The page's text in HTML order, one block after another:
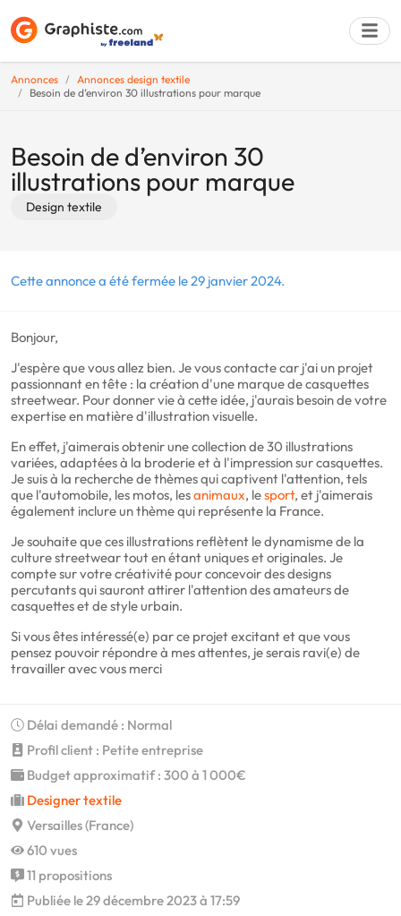
Annonces
Annonces design textile
Besoin de d’environ 30 illustrations pour marque
Besoin de d’environ 30
illustrations pour marque
Design textile
Cette annonce a été fermée le 29 janvier 2024.
Bonjour,
J'espère que vous allez bien. Je vous contacte car j'ai un projet
passionnant en tête : la création d'une marque de casquettes
streetwear. Pour donner vie à cette idée, j'aurais besoin de votre
expertise en matière d'illustration visuelle.
En effet, j'aimerais obtenir une collection de 30 illustrations
variées, adaptées à la broderie et à l'impression sur casquettes.
Je suis à la recherche de thèmes qui captivent l'attention, tels
que l'automobile, les motos, lesanimaux, lesport, et j'aimerais
également inclure un thème qui représente la France.
Je souhaite que ces illustrations reflètent le dynamisme de la
culture streetwear tout en étant uniques et originales. Je
compte sur votre créativité pour concevoir des designs
percutants qui sauront attirer l'attention des amateurs de
casquettes et de style urbain.
Si vous êtes intéressé(e) par ce projet excitant et que vous
pensez pouvoir répondre à mes attentes, je serais ravi(e) de
travailler avec vous merci
Délai demandé : Normal
Profil client : Petite entreprise
Budget approximatif : 300 à 1 000€
Designer textile
Versailles (France)
610 vues
11 propositions
Publiée le 29 décembre 2023 à 17:59